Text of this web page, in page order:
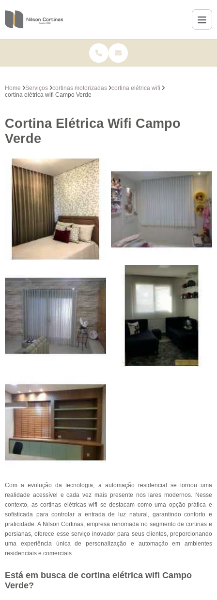
Home Serviços cortinas motorizadas
cortina elétrica wifi
cortina elétrica wifi Campo Verde
Cortina Elétrica Wifi Campo
Verde
Com a evolução da tecnologia, a automação residencial se tornou uma
realidade acessível e cada vez mais presente nos lares modernos. Nesse
contexto, as cortinas elétricas wifi se destacam como uma opção prática e
sofisticada para controlar a entrada de luz natural, garantindo conforto e
praticidade. A Nilson Cortinas, empresa renomada no segmento de cortinas e
persianas, oferece esse serviço inovador para seus clientes, proporcionando
uma experiência única de personalização e automação em ambientes
residenciais e comerciais.
Está em busca de cortina elétrica wifi Campo
Verde?